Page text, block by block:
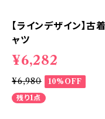
【ラインデザイン】
ャツ
¥6,282
¥6,980
10%OFF
残り1点